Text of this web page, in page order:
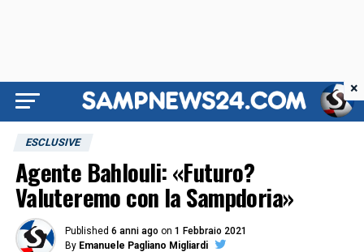
ESCLUSIVE
Agente Bahlouli: «Futuro?
Valuteremo con la Sampdoria»
Published 6 anni ago on 1 Febbraio 2021
By Emanuele Pagliano Migliardi
×